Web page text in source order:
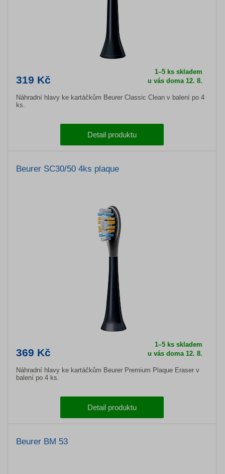
319 Kč
1–5 ks skladem
u vás doma 12. 8.
Náhradní hlavy ke kartáčkům Beurer Classic Clean v balení po 4
ks.
Detail produktu
Beurer SC30/50 4ks plaque
369 Kč
1–5 ks skladem
u vás doma 12. 8.
Náhradní hlavy ke kartáčkům Beurer Premium Plaque Eraser v
balení po 4 ks.
Detail produktu
Beurer BM 53